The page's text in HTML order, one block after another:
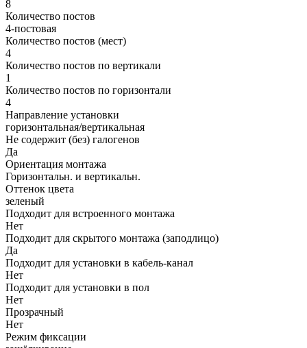
8
Количество постов
4-постовая
Количество постов (мест)
4
Количество постов по вертикали
1
Количество постов по горизонтали
4
Направление установки
горизонтальная/вертикальная
Не содержит (без) галогенов
Да
Ориентация монтажа
Горизонтальн. и вертикальн.
Оттенок цвета
зеленый
Подходит для встроенного монтажа
Нет
Подходит для скрытого монтажа (заподлицо)
Да
Подходит для установки в кабель-канал
Нет
Подходит для установки в пол
Нет
Прозрачный
Нет
Режим фиксации